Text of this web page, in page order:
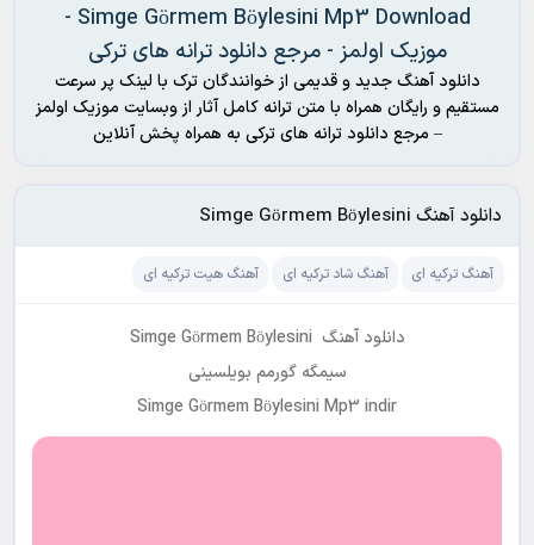
Simge Görmem Böylesini Mp3 Download -
موزیک اولمز - مرجع دانلود ترانه های ترکی
دانلود آهنگ جدید و قدیمی از خوانندگان ترک با لینک پر سرعت
مستقیم و رایگان همراه با متن ترانه کامل آثار از وبسایت موزیک اولمز
– مرجع دانلود ترانه های ترکی به همراه پخش آنلاین
دانلود آهنگ Simge Görmem Böylesini
آهنگ ترکیه ای آهنگ شاد ترکیه ای آهنگ هیت ترکیه ای
دانلود آهنگ Simge Görmem Böylesini
سیمگه گورمم بویلسینی
Simge Görmem Böylesini Mp3 indir